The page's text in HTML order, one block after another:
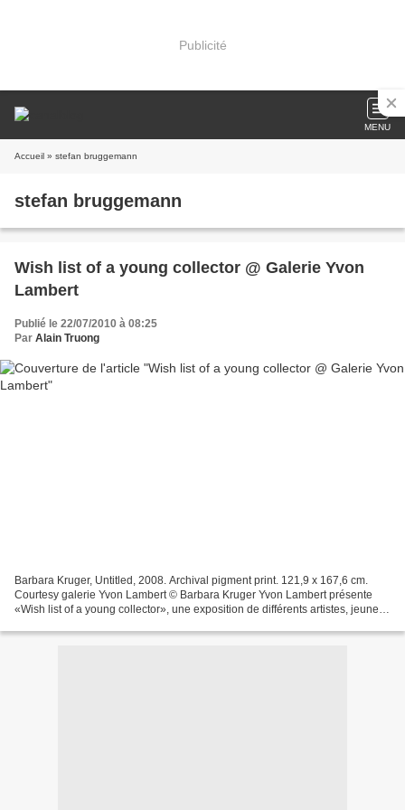
Publicité
MENU
Accueil » stefan bruggemann
stefan bruggemann
Wish list of a young collector @ Galerie Yvon
Lambert
Publié le 22/07/2010 à 08:25
Par Alain Truong
Barbara Kruger, Untitled, 2008. Archival pigment print. 121,9 x 167,6 cm.
Courtesy galerie Yvon Lambert © Barbara Kruger Yvon Lambert présente
«Wish list of a young collector», une exposition de différents artistes, jeunes